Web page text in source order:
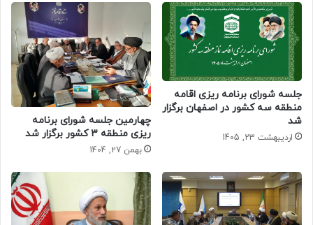
جلسه شورای برنامه ریزی اقامه
منطقه سه کشور در اصفهان برگزار
شد
اردیبهشت 23, 1405
چهارمین جلسه شورای برنامه
ریزی منطقه ۳ کشور برگزار شد
بهمن 27, 1404